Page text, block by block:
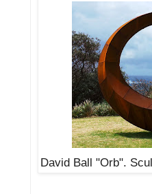
David Ball "Orb".